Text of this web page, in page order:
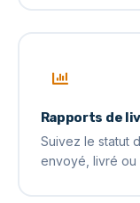
Rapports de
Suivez le statut
envoyé, livré ou